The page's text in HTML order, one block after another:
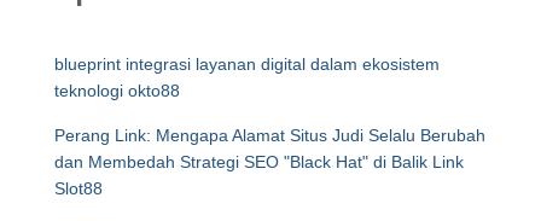
blueprint integrasi layanan digital dalam ekosistem
teknologi okto88
Perang Link: Mengapa Alamat Situs Judi Selalu Berubah
dan Membedah Strategi SEO "Black Hat" di Balik Link
Slot88